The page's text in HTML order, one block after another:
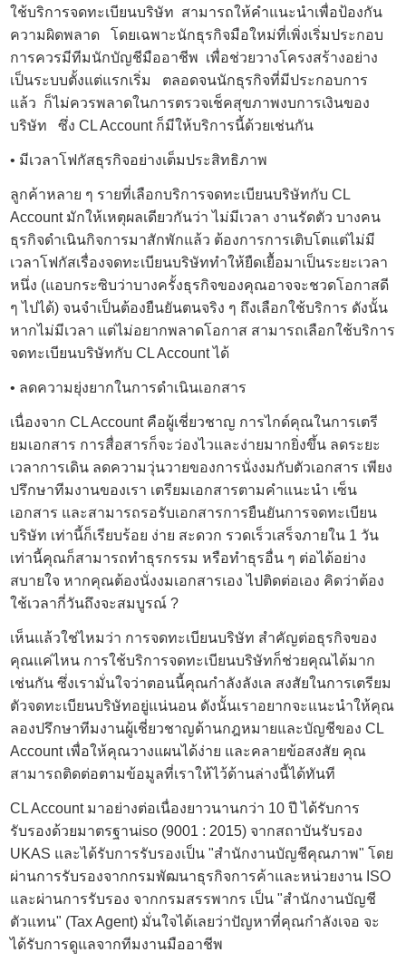
ใช้บริการจดทะเบียนบริษัท สามารถให้คำแนะนำเพื่อป้องกัน
ความผิดพลาด โดยเฉพาะนักธุรกิจมือใหม่ที่เพิ่งเริ่มประกอบ
การควรมีทีมนักบัญชีมืออาชีพ เพื่อช่วยวางโครงสร้างอย่าง
เป็นระบบตั้งแต่แรกเริ่ม ตลอดจนนักธุรกิจที่มีประกอบการ
แล้ว ก็ไม่ควรพลาดในการตรวจเช็คสุขภาพงบการเงินของ
บริษัท ซึ่ง CL Account ก็มีให้บริการนี้ด้วยเช่นกัน
• มีเวลาโฟกัสธุรกิจอย่างเต็มประสิทธิภาพ
ลูกค้าหลาย ๆ รายที่เลือกบริการจดทะเบียนบริษัทกับ CL
Account มักให้เหตุผลเดียวกันว่า ไม่มีเวลา งานรัดตัว บางคน
ธุรกิจดำเนินกิจการมาสักพักแล้ว ต้องการการเติบโตแต่ไม่มี
เวลาโฟกัสเรื่องจดทะเบียนบริษัททำให้ยืดเยื้อมาเป็นระยะเวลา
หนึ่ง (แอบกระซิบว่าบางครั้งธุรกิจของคุณอาจจะชวดโอกาสดี
ๆ ไปได้) จนจำเป็นต้องยืนยันตนจริง ๆ ถึงเลือกใช้บริการ ดังนั้น
หากไม่มีเวลา แต่ไม่อยากพลาดโอกาส สามารถเลือกใช้บริการ
จดทะเบียนบริษัทกับ CL Account ได้
• ลดความยุ่งยากในการดำเนินเอกสาร
เนื่องจาก CL Account คือผู้เชี่ยวชาญ การไกด์คุณในการเตรี
ยมเอกสาร การสื่อสารก็จะว่องไวและง่ายมากยิ่งขึ้น ลดระยะ
เวลาการเดิน ลดความวุ่นวายของการนั่งงมกับตัวเอกสาร เพียง
ปรึกษาทีมงานของเรา เตรียมเอกสารตามคำแนะนำ เซ็น
เอกสาร และสามารถรอรับเอกสารการยืนยันการจดทะเบียน
บริษัท เท่านี้ก็เรียบร้อย ง่าย สะดวก รวดเร็วเสร็จภายใน 1 วัน
เท่านี้คุณก็สามารถทำธุรกรรม หรือทำธุรอื่น ๆ ต่อได้อย่าง
สบายใจ หากคุณต้องนั่งงมเอกสารเอง ไปติดต่อเอง คิดว่าต้อง
ใช้เวลากี่วันถึงจะสมบูรณ์ ?
เห็นแล้วใช่ไหมว่า การจดทะเบียนบริษัท สำคัญต่อธุรกิจของ
คุณแค่ไหน การใช้บริการจดทะเบียนบริษัทก็ช่วยคุณได้มาก
เช่นกัน ซึ่งเรามั่นใจว่าตอนนี้คุณกำลังลังเล สงสัยในการเตรียม
ตัวจดทะเบียนบริษัทอยู่แน่นอน ดังนั้นเราอยากจะแนะนำให้คุณ
ลองปรึกษาทีมงานผู้เชี่ยวชาญด้านกฎหมายและบัญชีของ CL
Account เพื่อให้คุณวางแผนได้ง่าย และคลายข้อสงสัย คุณ
สามารถติดต่อตามข้อมูลที่เราให้ไว้ด้านล่างนี้ได้ทันที
CL Account มาอย่างต่อเนื่องยาวนานกว่า 10 ปี ได้รับการ
รับรองด้วยมาตรฐานiso (9001 : 2015) จากสถาบันรับรอง
UKAS และได้รับการรับรองเป็น "สำนักงานบัญชีคุณภาพ" โดย
ผ่านการรับรองจากกรมพัฒนาธุรกิจการค้าและหน่วยงาน ISO
และผ่านการรับรอง จากกรมสรรพากร เป็น "สำนักงานบัญชี
ตัวแทน" (Tax Agent) มั่นใจได้เลยว่าปัญหาที่คุณกำลังเจอ จะ
ได้รับการดูแลจากทีมงานมืออาชีพ